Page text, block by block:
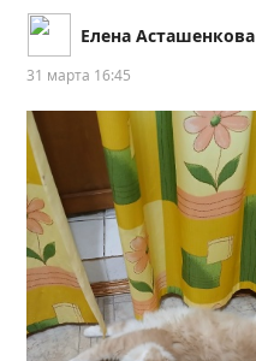
Елена Асташенкова
31 марта 16:45